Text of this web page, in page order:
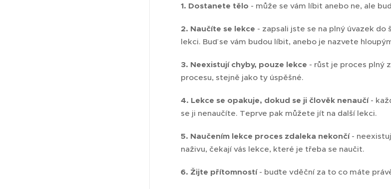
1. Dostanete tělo - může se vám líbit anebo ne, ale
2. Naučíte se lekce - zapsali jste se na plný úvazek
lekci. Buď se vám budou líbit, anebo je nazvete
3. Neexistují chyby, pouze lekce - růst je proces plný
procesu, stejně jako ty úspěšné.
4. Lekce se opakuje, dokud se ji člověk nenaučí-
se ji nenaučíte. Teprve pak můžete jít na další lekci.
5. Naučením lekce proces zdaleka nekončí-
naživu, čekají vás lekce, které je třeba se naučit.
6. Žijte přítomností- buďte vděční za to co máte